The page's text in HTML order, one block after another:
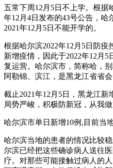
五常下周12月5日不上学。根据
年12月4日发布的43号公告，哈
2021年12月5日不能开学的。
根据哈尔滨2022年12月5日防
新增疫情，因此于2022年12月
复运营。哈尔滨市，简称哈，
阿勒锦、滨江，是黑龙江省省会
截止2021年12月5日，黑龙江
局势严峻，积极防新冠，从我做
哈尔滨市单日新增10例,目前当
哈尔滨当地的患者的情况比较
尔滨已经把这些确诊病人送往
疗。对那些可能接触过病人的